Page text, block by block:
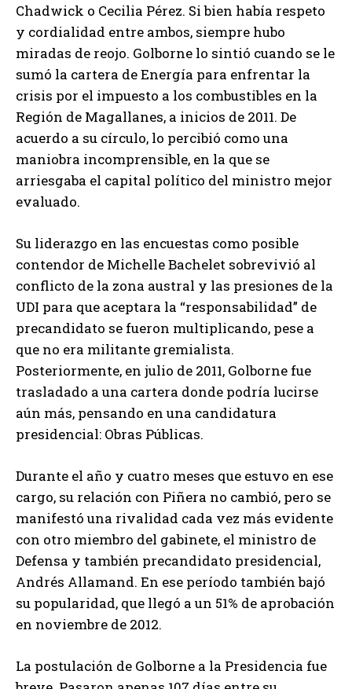
Chadwick o Cecilia Pérez. Si bien había respeto
y cordialidad entre ambos, siempre hubo
miradas de reojo. Golborne lo sintió cuando se le
sumó la cartera de Energía para enfrentar la
crisis por el impuesto a los combustibles en la
Región de Magallanes, a inicios de 2011. De
acuerdo a su círculo, lo percibió como una
maniobra incomprensible, en la que se
arriesgaba el capital político del ministro mejor
evaluado.
Su liderazgo en las encuestas como posible
contendor de Michelle Bachelet sobrevivió al
conflicto de la zona austral y las presiones de la
UDI para que aceptara la “responsabilidad” de
precandidato se fueron multiplicando, pese a
que no era militante gremialista.
Posteriormente, en julio de 2011, Golborne fue
trasladado a una cartera donde podría lucirse
aún más, pensando en una candidatura
presidencial: Obras Públicas.
Durante el año y cuatro meses que estuvo en ese
cargo, su relación con Piñera no cambió, pero se
manifestó una rivalidad cada vez más evidente
con otro miembro del gabinete, el ministro de
Defensa y también precandidato presidencial,
Andrés Allamand. En ese período también bajó
su popularidad, que llegó a un 51% de aprobación
en noviembre de 2012.
La postulación de Golborne a la Presidencia fue